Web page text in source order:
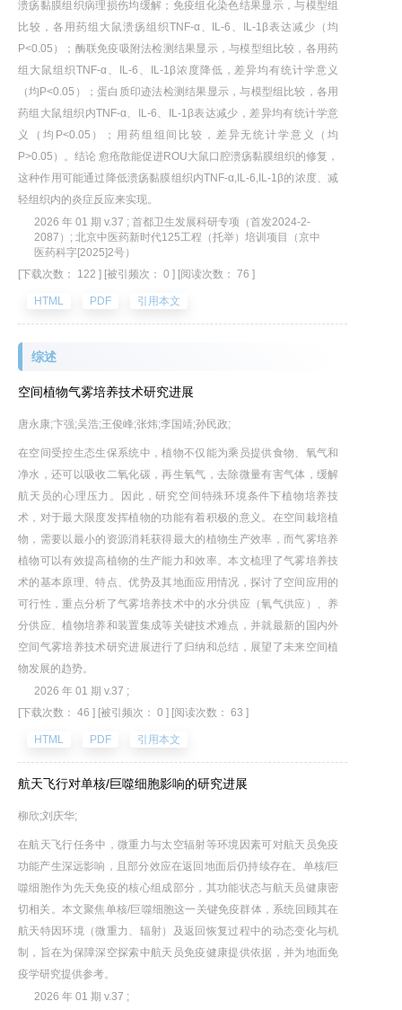
溃疡黏膜组织病理损伤均缓解；免疫组化染色结果显示，与模型组
比较，各用药组大鼠溃疡组织TNF-α、IL-6、IL-1β表达减少（均
P<0.05）；酶联免疫吸附法检测结果显示，与模型组比较，各用药
组大鼠组织TNF-α、IL-6、IL-1β浓度降低，差异均有统计学意义
（均P<0.05）；蛋白质印迹法检测结果显示，与模型组比较，各用
药组大鼠组织内TNF-α、IL-6、IL-1β表达减少，差异均有统计学意
义（均P<0.05）；用药组组间比较，差异无统计学意义（均
P>0.05）。结论 愈疮散能促进ROU大鼠口腔溃疡黏膜组织的修复，
这种作用可能通过降低溃疡黏膜组织内TNF-α,IL-6,IL-1β的浓度、减
轻组织内的炎症反应来实现。
2026 年 01 期 v.37 ; 首都卫生发展科研专项（首发2024-2-
2087）; 北京中医药新时代125工程（托举）培训项目（京中
医药科字[2025]2号）
[下载次数： 122 ] [被引频次： 0 ] [阅读次数： 76 ]
HTML PDF 引用本文
综述
空间植物气雾培养技术研究进展
唐永康;卞强;吴浩;王俊峰;张炜;李国靖;孙民政;
在空间受控生态生保系统中，植物不仅能为乘员提供食物、氧气和
净水，还可以吸收二氧化碳，再生氧气，去除微量有害气体，缓解
航天员的心理压力。因此，研究空间特殊环境条件下植物培养技
术，对于最大限度发挥植物的功能有着积极的意义。在空间栽培植
物，需要以最小的资源消耗获得最大的植物生产效率，而气雾培养
植物可以有效提高植物的生产能力和效率。本文梳理了气雾培养技
术的基本原理、特点、优势及其地面应用情况，探讨了空间应用的
可行性，重点分析了气雾培养技术中的水分供应（氧气供应）、养
分供应、植物培养和装置集成等关键技术难点，并就最新的国内外
空间气雾培养技术研究进展进行了归纳和总结，展望了未来空间植
物发展的趋势。
2026 年 01 期 v.37 ;
[下载次数： 46 ] [被引频次： 0 ] [阅读次数： 63 ]
HTML PDF 引用本文
航天飞行对单核/巨噬细胞影响的研究进展
柳欣;刘庆华;
在航天飞行任务中，微重力与太空辐射等环境因素可对航天员免疫
功能产生深远影响，且部分效应在返回地面后仍持续存在。单核/巨
噬细胞作为先天免疫的核心组成部分，其功能状态与航天员健康密
切相关。本文聚焦单核/巨噬细胞这一关键免疫群体，系统回顾其在
航天特因环境（微重力、辐射）及返回恢复过程中的动态变化与机
制，旨在为保障深空探索中航天员免疫健康提供依据，并为地面免
疫学研究提供参考。
2026 年 01 期 v.37 ;